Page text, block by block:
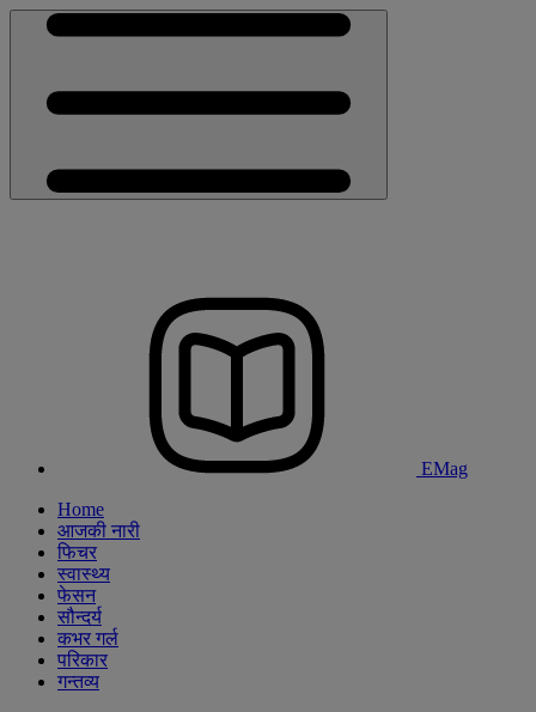
EMag
Home
आजकी नारी
फिचर
स्वास्थ्य
फेसन
सौन्दर्य
कभर गर्ल
परिकार
गन्तव्य